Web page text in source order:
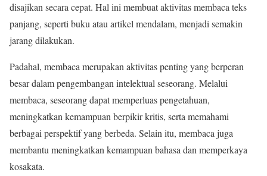
disajikan secara cepat. Hal ini membuat aktivitas membaca teks
panjang, seperti buku atau artikel mendalam, menjadi semakin
jarang dilakukan.
Padahal, membaca merupakan aktivitas penting yang berperan
besar dalam pengembangan intelektual seseorang. Melalui
membaca, seseorang dapat memperluas pengetahuan,
meningkatkan kemampuan berpikir kritis, serta memahami
berbagai perspektif yang berbeda. Selain itu, membaca juga
membantu meningkatkan kemampuan bahasa dan memperkaya
kosakata.